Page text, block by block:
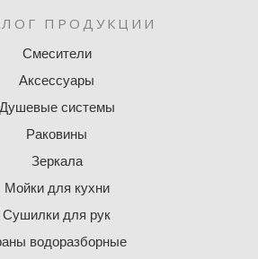
ПРОДУКЦИИ
Смесители
Аксессуары
Душевые системы
Раковины
Зеркала
Мойки для кухни
Сушилки для рук
водоразборные